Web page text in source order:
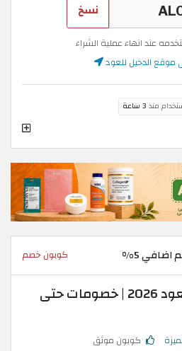
نسخ
عند انهاء عملية الشراء
موقع الدخيل للعود
منذ 3 ساعة
كوبون خصم
كود خصم الدخيل للعود 2026 | خصومات حتى
كوبون موثق